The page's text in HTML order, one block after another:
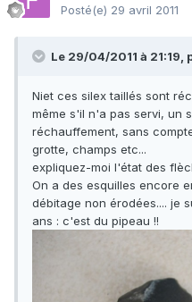
Posté(e) 29 avril 2011
Le 29/04/2011 à 21:19,
Niet ces silex taillés sont
même s'il n'a pas servi, un
réchauffement, sans
grotte, champs etc...
expliquez-moi l'état des
On a des esquilles encore
débitage non érodées.... je
ans : c'est du pipeau !!